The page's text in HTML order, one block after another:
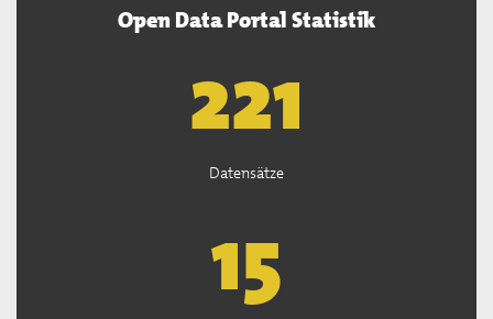
Open Data Portal Statistik
222
Datensätze
15